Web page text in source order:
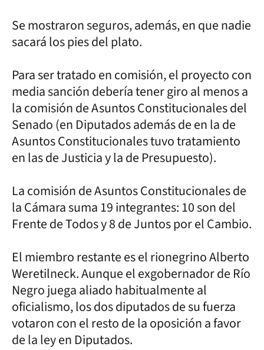
Se mostraron seguros, además, en que nadie
sacará los pies del plato.
Para ser tratado en comisión, el proyecto con
media sanción debería tener giro al menos a
la comisión de Asuntos Constitucionales del
Senado (en Diputados además de en la de
Asuntos Constitucionales tuvo tratamiento
en las de Justicia y la de Presupuesto).
La comisión de Asuntos Constitucionales de
la Cámara suma 19 integrantes: 10 son del
Frente de Todos y 8 de Juntos por el Cambio.
El miembro restante es el rionegrino Alberto
Weretilneck. Aunque el exgobernador de Río
Negro juega aliado habitualmente al
oficialismo, los dos diputados de su fuerza
votaron con el resto de la oposición a favor
de la ley en Diputados.